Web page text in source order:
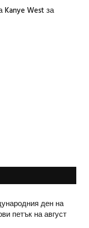
West за
ден на
петък на август